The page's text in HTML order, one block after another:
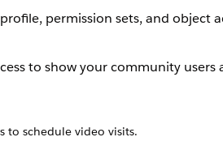
permission sets, and object
to show your community
to schedule video visits.